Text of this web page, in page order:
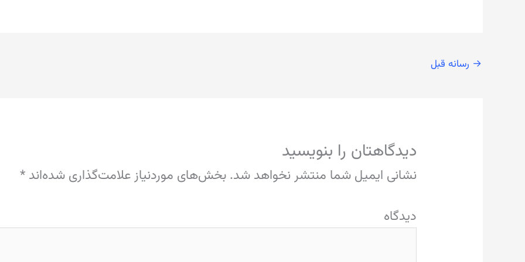
→ رسانه قبل
دیدگاهتان را بنویسید
نشانی ایمیل شما منتشر نخواهد شد. بخش‌های موردنیاز علامت‌گذاری شده‌اند*